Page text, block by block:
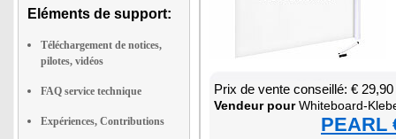
Eléments de support:
Téléchargement de notices,
pilotes, vidéos
FAQ service technique
Expériences, Contributions
Prix de vente conseillé: € 29,90
Ven­deur pourWhi­te­board-
PEARL